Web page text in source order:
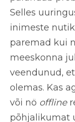
Selles
inimeste
paremad kui
meeskonna
veendunud,
olemas. Kas
või nö offline
põhjalikumat